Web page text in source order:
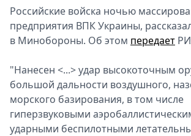
Скачай
Metro
Российские войска ночью
предприятия ВПК Украины,
в Минобороны. Об этом передает
"Нанесен <...> удар высокоточным
большой дальности воздушного,
морского базирования, в том числе
гиперзвуковыми
ударными беспилотными